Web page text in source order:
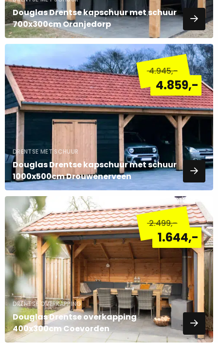
Douglas Drentse kapschuur met schuur
700x300cm Oranjedorp
4.945,-
4.859,-
DRENTSE MET SCHUUR
Douglas Drentse kapschuur met schuur
1000x500cm Drouwenerveen
meer
over
2.499,-
1.644,-
DRENTSE OVERKAPPING
Douglas Drentse overkapping
400x300cm Coevorden
meer
over